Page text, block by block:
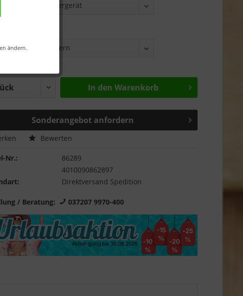
ändern.
In den Warenkorb
Sonderangebot anfordern
Bewerten
Nr.:
86289
4010090862897
Direktversand Spedition
/ Beratung: 037207 9970-400